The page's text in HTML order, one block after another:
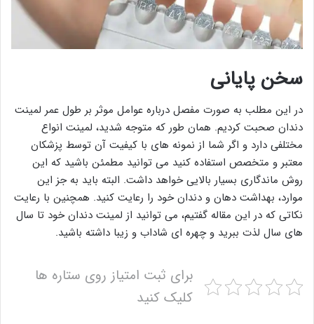
سخن پایانی
در این مطلب به صورت مفصل درباره عوامل موثر بر طول عمر لمینت
دندان صحبت کردیم. همان طور که متوجه شدید، لمینت انواع
مختلفی دارد و اگر شما از نمونه های با کیفیت آن توسط پزشکان
معتبر و متخصص استفاده کنید می توانید مطمئن باشید که این
روش ماندگاری بسیار بالایی خواهد داشت. البته باید به جز این
موارد، بهداشت دهان و دندان خود را رعایت کنید. همچنین با رعایت
نکاتی که در این مقاله گفتیم، می توانید از لمینت دندان خود تا سال
های سال لذت ببرید و چهره ای شاداب و زیبا داشته باشید.
برای ثبت امتیاز روی ستاره ها
کلیک کنید